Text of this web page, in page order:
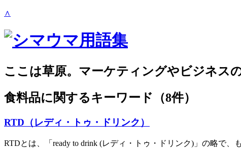
∧
ここは草原。マーケティングやビジネスの
食料品に関するキーワード（8件）
RTD（レディ・トゥ・ドリンク）
RTDとは、「ready to drink (レディ・トゥ・ドリンク)」の略で